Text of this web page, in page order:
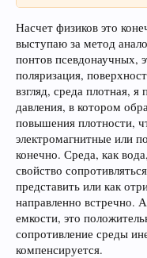
Насчет физиков это
выступаю за метод
понтов псевдонаучных,
поляризация,
взгляд, среда плотная,
давления, в котором
повышения плотности,
электромагнитные или
конечно. Среда, как
свойство
представить или как
направленно встречно.
емкости, это
сопротивление среды
компенсируется.